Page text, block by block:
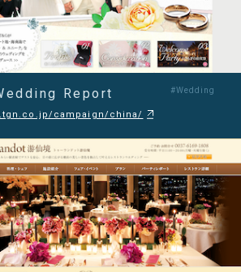
Report
campaign/china/
#Wedding